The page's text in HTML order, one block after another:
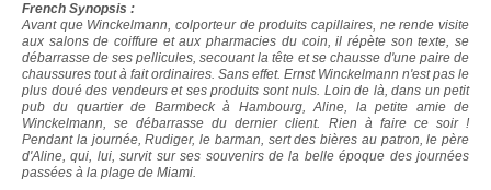
French Synopsis :
Avant que Winckelmann, colporteur de produits capillaires, ne rende visite
aux salons de coiffure et aux pharmacies du coin, il répète son texte, se
débarrasse de ses pellicules, secouant la tête et se chausse d'une paire de
chaussures tout à fait ordinaires. Sans effet. Ernst Winckelmann n'est pas le
plus doué des vendeurs et ses produits sont nuls. Loin de là, dans un petit
pub du quartier de Barmbeck à Hambourg, Aline, la petite amie de
Winckelmann, se débarrasse du dernier client. Rien à faire ce soir !
Pendant la journée, Rudiger, le barman, sert des bières au patron, le père
d'Aline, qui, lui, survit sur ses souvenirs de la belle époque des journées
passées à la plage de Miami.